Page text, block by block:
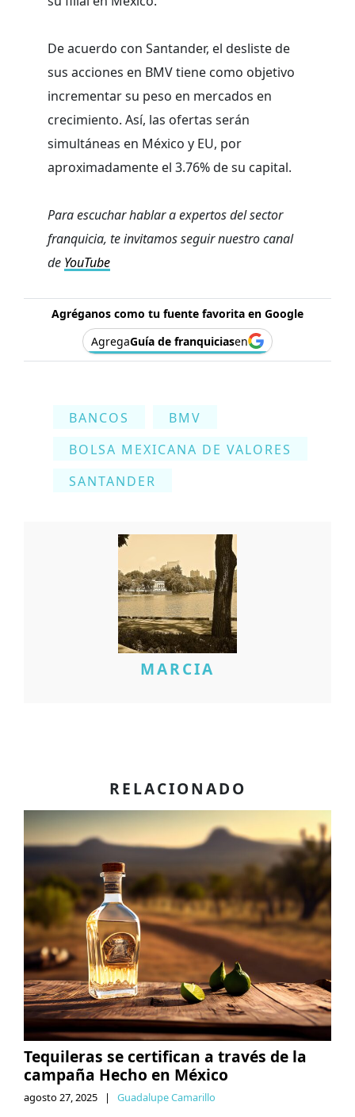
De acuerdo con Santander, el desliste de
sus acciones en BMV tiene como objetivo
incrementar su peso en mercados en
crecimiento. Así, las ofertas serán
simultáneas en México y EU, por
aproximadamente el 3.76% de su capital.
Para escuchar hablar a expertos del sector
franquicia, te invitamos seguir nuestro canal
de YouTube
Agréganos como tu fuente favorita en Google
AgregaGuía de franquiciasen
BANCOS
BMV
BOLSA MEXICANA DE VALORES
SANTANDER
MARCIA
RELACIONADO
Tequileras se certifican a través de la
campaña Hecho en México
agosto 27, 2025 | Guadalupe Camarillo